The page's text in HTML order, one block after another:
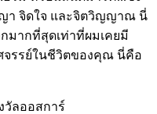
า จิดใจ และจิตวิญญาณ นี่
มากที่สุดเท่าที่ผมเคยมี
รรย์ในชีวิตของคุณ นี่คือ
วัลออสการ์